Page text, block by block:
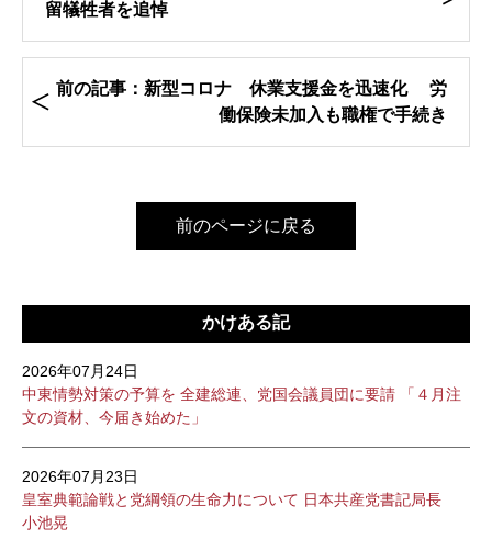
留犠牲者を追悼
前の記事：新型コロナ 休業支援金を迅速化 労
働保険未加入も職権で手続き
前のページに戻る
かけある記
2026年07月24日
中東情勢対策の予算を 全建総連、党国会議員団に要請 「４月注
文の資材、今届き始めた」
2026年07月23日
皇室典範論戦と党綱領の生命力について 日本共産党書記局長
小池晃